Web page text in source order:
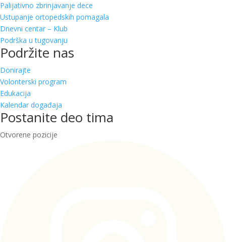
Palijativno zbrinjavanje dece
Ustupanje ortopedskih pomagala
Dnevni centar – Klub
Podrška u tugovanju
Podržite nas
Donirajte
Volonterski program
Edukacija
Kalendar događaja
Postanite deo tima
Otvorene pozicije